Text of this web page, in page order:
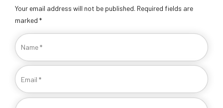
Your email address will not be published. Required fields are
marked *